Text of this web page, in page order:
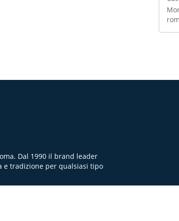
Dal 1990 il brand leader
e tradizione per qualsiasi tipo